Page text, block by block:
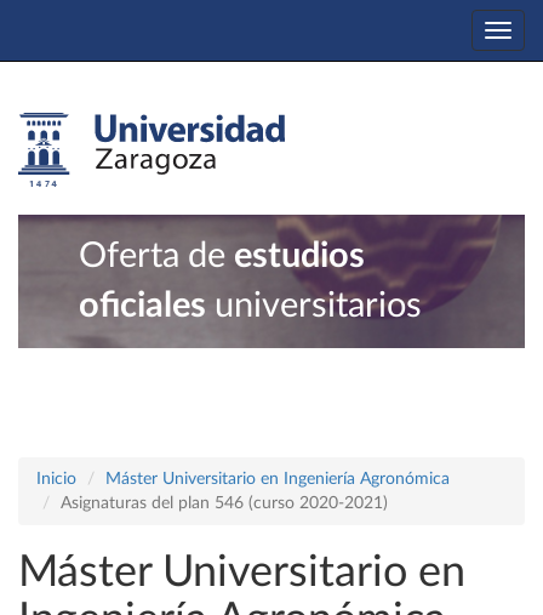
Oferta de estudios
oficiales universitarios
Inicio
Máster Universitario en Ingeniería Agronómica
Asignaturas del plan 546 (curso 2020-2021)
Máster Universitario en